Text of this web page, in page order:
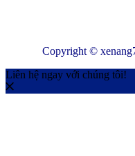
Copyright ©
Liên hệ ngay với chúng tôi!